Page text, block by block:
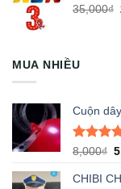
35,000₫
MUA NHIỀU
Cuộn
Được
5 sao
8,000₫
CHIBI